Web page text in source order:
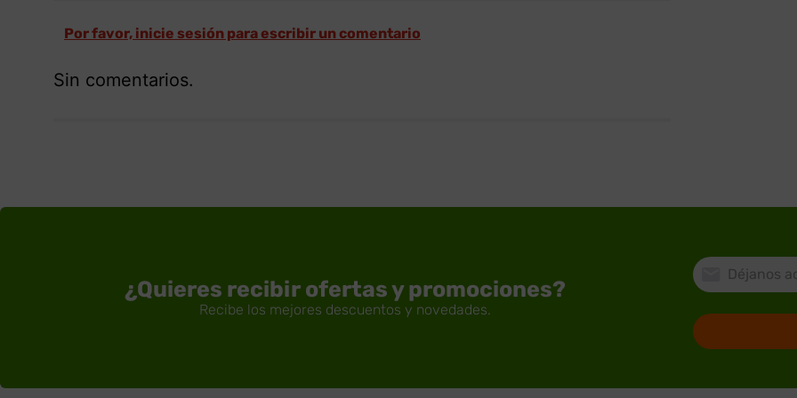
Por favor, inicie sesión para escribir un comentario
Sin comentarios.
¿Quieres recibir ofertas y promociones?